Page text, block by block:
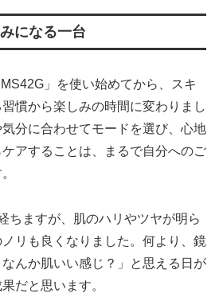
になる一台
」を使い始めてから、スキ
慣から楽しみの時間に変わりまし
分に合わせてモードを選び、心地
アすることは、まるで自分へのご
ちますが、肌のハリやツヤが明ら
リも良くなりました。何より、鏡
んか肌いい感じ？」と思える日が
だと思います。